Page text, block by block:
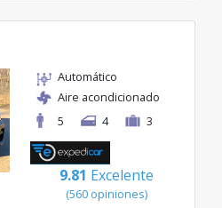
Automático
Aire acondicionado
5
4 3
9.81 Excelente
(560 opiniones)